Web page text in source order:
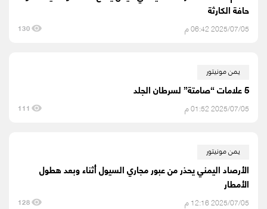
حافة الكارثة
2025/07/05 06:42 م 130
يمن مونيتور
5 علامات “صامتة” لسرطان الجلد
2025/07/05 01:52 م 111
يمن مونيتور
الأرصاد اليمني يحذر من عبور مجاري السيول أثناء وبعد هطول
الأمطار
2025/07/05 12:16 م 128